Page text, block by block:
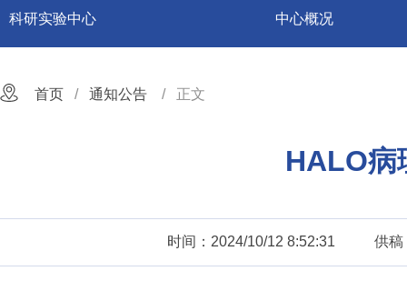
科研实验中心 中心概况
首页 通知公告 正文
HALO病
时间：2024/10/12 8:52:31 供稿